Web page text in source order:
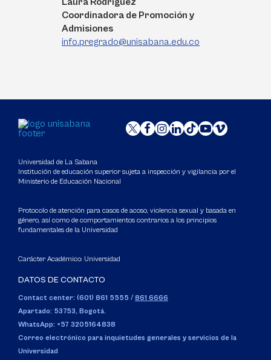
Coordinadora de Promoción y
Admisiones
info.pregrado@unisabana.edu.co
Universidad de La Sabana
Institución de educación superior sujeta a inspección y vigilancia por el
Ministerio de Educación Nacional
Protocolo de atención para casos de acoso, violencia sexual y basada en
género, así como de comportamientos contrarios a los principios
fundamentales de la Universidad
Carácter Académico: Universidad
DATOS DE CONTACTO
Contact center: (601) 861 5555 / 861 6666
Apartado: 53753, Bogotá.
WhatsApp: +57 3205164838
Correo electrónico para inquietudes generales y servicios de la
Universidad